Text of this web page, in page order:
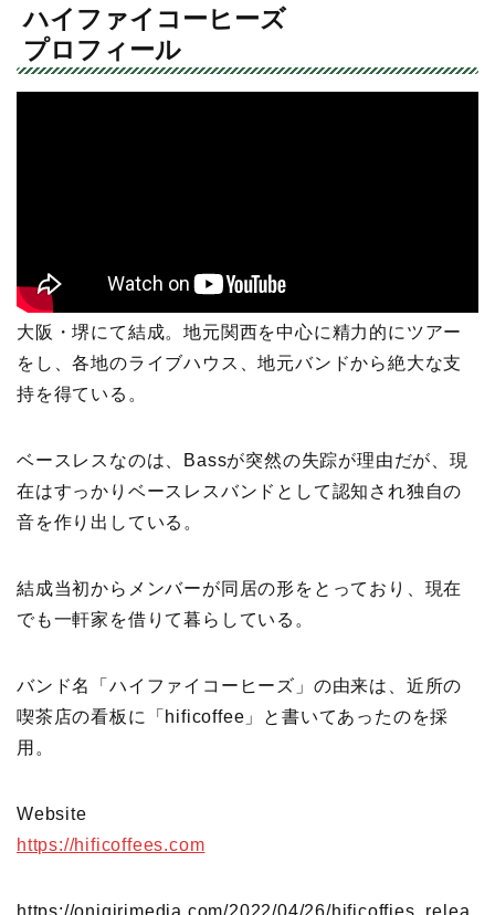
ハイファイコーヒーズ
プロフィール
大阪・堺にて結成。地元関西を中心に精力的にツアー
をし、各地のライブハウス、地元バンドから絶大な支
持を得ている。
ベースレスなのは、Bassが突然の失踪が理由だが、現
在はすっかりベースレスバンドとして認知され独自の
音を作り出している。
結成当初からメンバーが同居の形をとっており、現在
でも一軒家を借りて暮らしている。
バンド名「ハイファイコーヒーズ」の由来は、近所の
喫茶店の看板に「hificoffee」と書いてあったのを採
用。
Website
https://hificoffees.com